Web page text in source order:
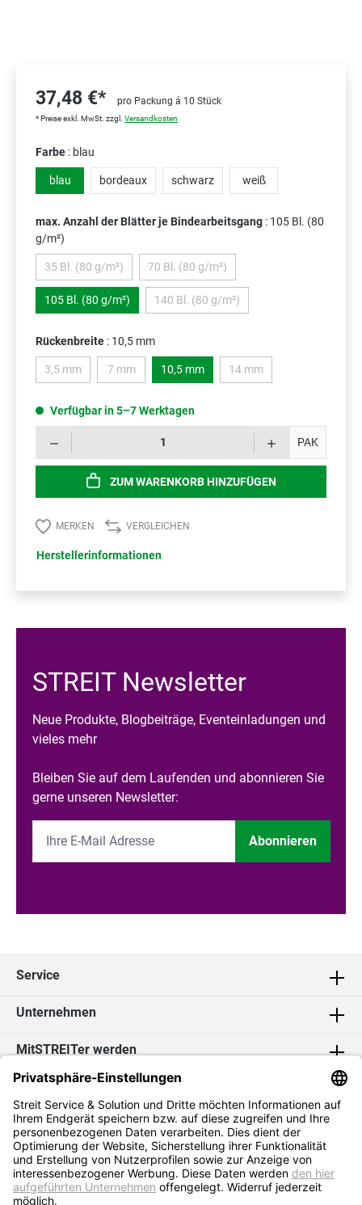
37,48 €* pro Packung á 10 Stück
* Preise exkl. MwSt. zzgl. Versandkosten
Farbe : blau
blau bordeaux schwarz weiß
max. Anzahl der Blätter je Bindearbeitsgang : 105 Bl. (80
g/m²)
35 Bl. (80 g/m²)(Diese Option ist zurzeit nicht verfügbar.)
70 Bl. (80 g/m²)(Diese Option ist zurzeit nicht verfügbar.)
105 Bl. (80 g/m²) 140 Bl. (80 g/m²)(Diese Option ist zurzeit nicht
Rückenbreite : 10,5 mm
3,5 mm(Diese Option ist zurzeit nicht verfügbar.)
7 mm(Diese Option ist zurzeit nicht verfügbar.)
10,5 mm 14 mm(Diese Option ist zurzeit
Verfügbar in 5–7 Werktagen
PAK
ZUM WARENKORB HINZUFÜGEN
MERKEN VERGLEICHEN
Herstellerinformationen
STREIT Newsletter
Neue Produkte, Blogbeiträge, Eventeinladungen und
vieles mehr
Bleiben Sie auf dem Laufenden und abonnieren Sie
gerne unseren Newsletter:
Abonnieren
Service
Unternehmen
MitSTREITer werden
Kontakt
Social Media